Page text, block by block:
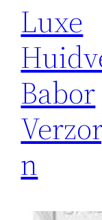
Luxe
Babor
n